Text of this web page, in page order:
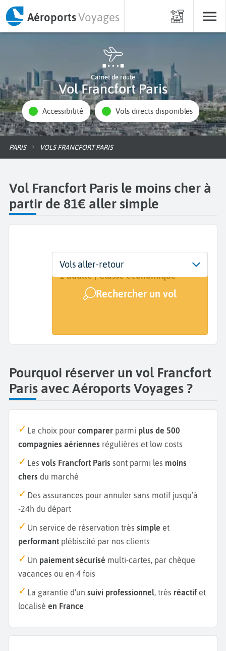
AéroportsVoyages
Carnet de route
Vol Francfort Paris
Accessibilité Vols directs disponibles
PARIS VOLS FRANCFORT PARIS
Vol Francfort Paris le moins cher à
partir de 81€ aller simple
Départ
Francfort (FRA)
Dates
Dates de votre voyage
Voyageurs | Classe
1 adulte | Classe économique
Rechercher un vol
Vols aller-retour
Pourquoi réserver un vol Francfort
Paris avec Aéroports Voyages ?
Le choix pour comparer parmi plus de 500
compagnies aériennes régulières et low costs
Les vols Francfort Paris sont parmi les moins
chers du marché
Des assurances pour annuler sans motif jusqu’à
-24h du départ
Un service de réservation très simple et
performant plébiscité par nos clients
Un paiement sécurisé multi-cartes, par chèque
vacances ou en 4 fois
La garantie d'un suivi professionnel, très réactif et
localisé en France